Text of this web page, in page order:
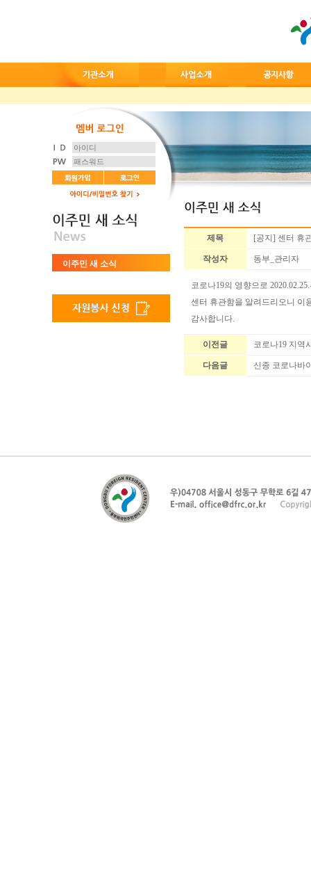
이주민 새 소식
제목 [공지] 센터 휴
작성자 동부_관리자
코로나19의 영향으로
센터 휴관함을 알려드리오니 이
감사합니다.
이전글 코로나19 지역
다음글 신종 코로나바